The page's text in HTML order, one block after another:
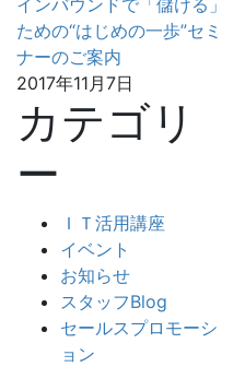
インバウンドで「儲ける」
ための“はじめの一歩”セミ
ナーのご案内
2017年11月7日
カテゴリ
ー
ＩＴ活用講座
イベント
お知らせ
スタッフBlog
セールスプロモーシ
ョン